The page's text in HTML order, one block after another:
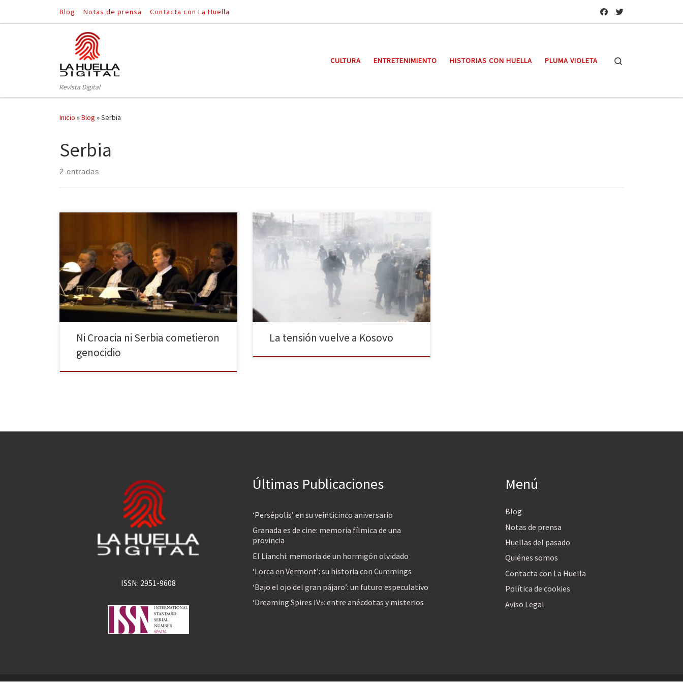
Saltar al contenido
Blog Notas de prensa Contacta con La Huella
Revista Digital
CULTURA ENTRETENIMIENTO HISTORIAS CON HUELLA PLUMA VIOLETA
Inicio »Blog »Serbia
Serbia
2 entradas
La Corte Internacional de Justicia de la ONU ha
sentenciado que ni Serbia ni Croacia cometieron
genocidio en los conflictos ocurridos entre 1991 y
1995. El alto tribunal finaliza así un proceso de 16 años
en el que ambos países se han acusado mutuamente
de las 20.000 muertes producidas durante […]
Ni Croacia ni Serbia cometieron
genocidio
La revuelta del pasado 24 de enero en Pristina, capital
de Kosovo, dejó más de 22 policías y 15 manifestantes
heridos. La manifestación fue organizada por el
Movimiento Vetëvendosje (Autodeterminación) contra
el ministro de origen serbio Aleksandar Jablanovic. A
principios de enero Jablanovic calificó de «salvajes» a
unas mujeres albanokosovares […]
La tensión vuelve a Kosovo
ISSN: 2951-9608
Últimas Publicaciones
‘Persépolis’ en su veinticinco aniversario
Granada es de cine: memoria fílmica de una
provincia
El Lianchi: memoria de un hormigón olvidado
‘Lorca en Vermont’: su historia con Cummings
‘Bajo el ojo del gran pájaro’: un futuro especulativo
‘Dreaming Spires IV»: entre anécdotas y misterios
Menú
Blog
Notas de prensa
Huellas del pasado
Quiénes somos
Contacta con La Huella
Política de cookies
Aviso Legal